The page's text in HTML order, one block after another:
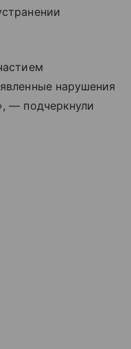
нарушения
— подчеркнули